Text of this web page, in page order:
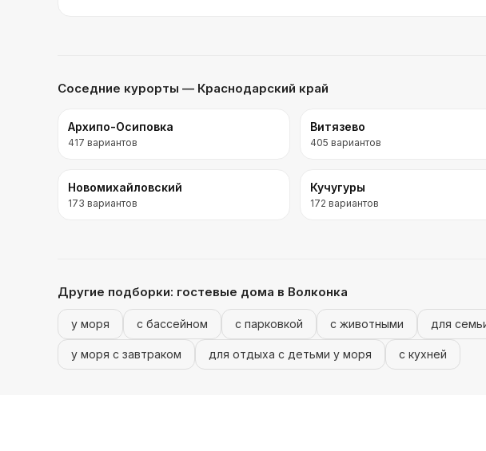
Соседние курорты — Краснодарский край
Архипо-Осиповка
417 вариантов
Витязево
405 вариантов
Новомихайловский
173 вариантов
Кучугуры
172 вариантов
Другие подборки: гостевые дома в Волконка
у моря с бассейном с парковкой с животными для
у моря с завтраком для отдыха с детьми у моря с кухней